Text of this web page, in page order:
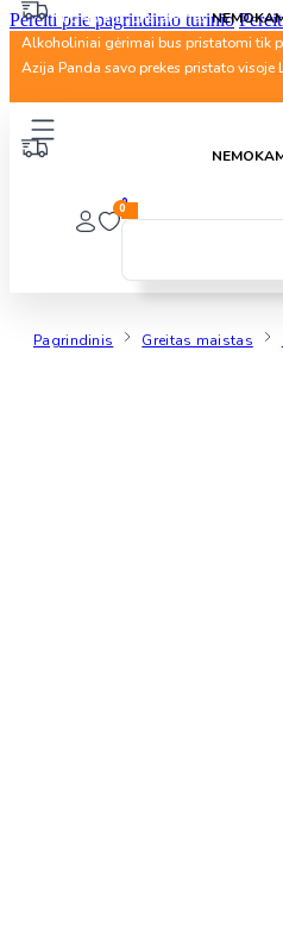
Pereiti prie pagrindinio turinio
Nuo 40 Eur. pristatymas
Alkoholiniai gėrimai bus pristatomi tik
Azija Panda savo prekes pristato visoje
Alkoholiniai gėrimai bus pristatomi tik
00
Pagrindinis Greitas maistas